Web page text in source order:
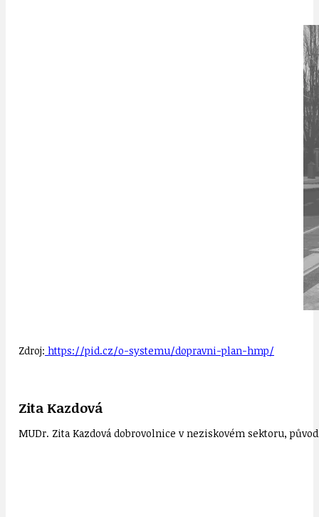
Zdroj: https://pid.cz/o-systemu/dopravni-plan-hmp/
Zita Kazdová
MUDr. Zita Kazdová dobrovolnice v neziskovém sektoru,